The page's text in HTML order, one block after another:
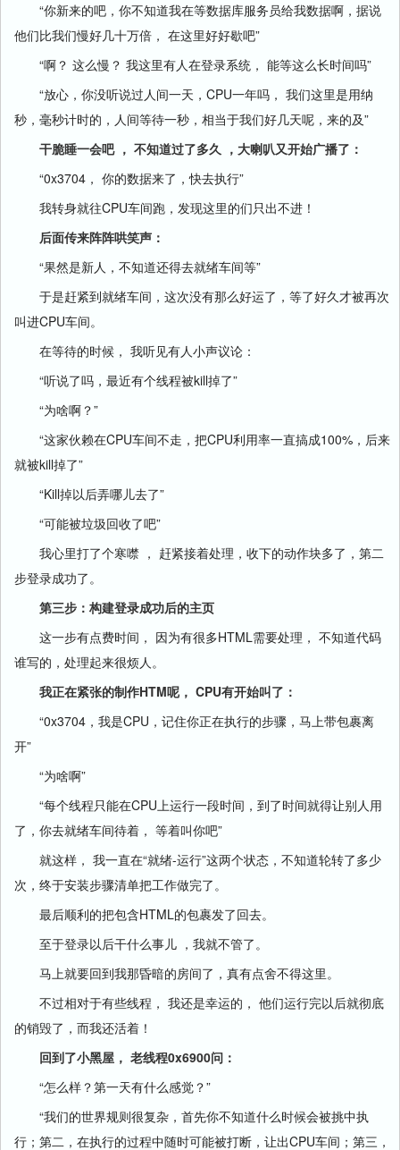
“你新来的吧，你不知道我在等数据库服务员给我数据啊，据说
他们比我们慢好几十万倍， 在这里好好歇吧”
“啊？ 这么慢？ 我这里有人在登录系统， 能等这么长时间吗”
“放心，你没听说过人间一天，CPU一年吗， 我们这里是用纳
秒，毫秒计时的，人间等待一秒，相当于我们好几天呢，来的及”
干脆睡一会吧 ， 不知道过了多久 ，大喇叭又开始广播了：
“0x3704， 你的数据来了，快去执行”
我转身就往CPU车间跑，发现这里的们只出不进！
后面传来阵阵哄笑声：
“果然是新人，不知道还得去就绪车间等”
于是赶紧到就绪车间，这次没有那么好运了，等了好久才被再次
叫进CPU车间。
在等待的时候， 我听见有人小声议论：
“听说了吗，最近有个线程被kill掉了”
“为啥啊？”
“这家伙赖在CPU车间不走，把CPU利用率一直搞成100%，后来
就被kill掉了”
“Kill掉以后弄哪儿去了”
“可能被垃圾回收了吧”
我心里打了个寒噤 ， 赶紧接着处理，收下的动作块多了，第二
步登录成功了。
第三步：构建登录成功后的主页
这一步有点费时间， 因为有很多HTML需要处理， 不知道代码
谁写的，处理起来很烦人。
我正在紧张的制作HTM呢， CPU有开始叫了：
“0x3704，我是CPU，记住你正在执行的步骤，马上带包裹离
开”
“为啥啊”
“每个线程只能在CPU上运行一段时间，到了时间就得让别人用
了，你去就绪车间待着， 等着叫你吧”
就这样， 我一直在“就绪-运行”这两个状态，不知道轮转了多少
次，终于安装步骤清单把工作做完了。
最后顺利的把包含HTML的包裹发了回去。
至于登录以后干什么事儿 ，我就不管了。
马上就要回到我那昏暗的房间了，真有点舍不得这里。
不过相对于有些线程， 我还是幸运的， 他们运行完以后就彻底
的销毁了，而我还活着！
回到了小黑屋， 老线程0x6900问：
“怎么样？第一天有什么感觉？”
“我们的世界规则很复杂，首先你不知道什么时候会被挑中执
行；第二，在执行的过程中随时可能被打断，让出CPU车间；第三，